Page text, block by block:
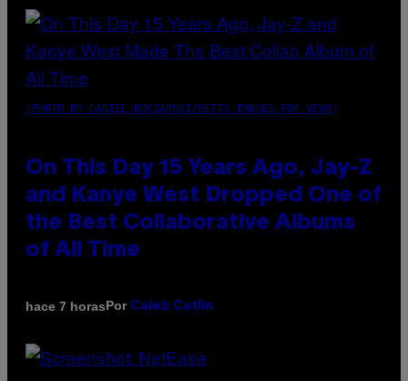
(PHOTO BY DANIEL BOCZARSKI/GETTY IMAGES FOR VEVO)
On This Day 15 Years Ago, Jay-Z
and Kanye West Dropped One of
the Best Collaborative Albums
of All Time
hace 7 horasPor Caleb Catlin